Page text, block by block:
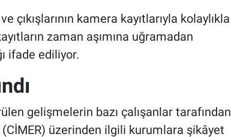
çıkışlarının kamera kayıtlarıyla kolaylıkla
zaman aşımına uğramadan
ifade ediliyor.
gelişmelerin bazı çalışanlar tarafından
üzerinden ilgili kurumlara şikâyet